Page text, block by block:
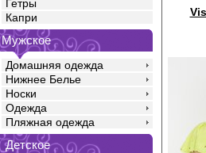
Гетры
Капри
Мужское
Домашняя одежда
Нижнее Белье
Носки
Одежда
Пляжная одежда
Детское